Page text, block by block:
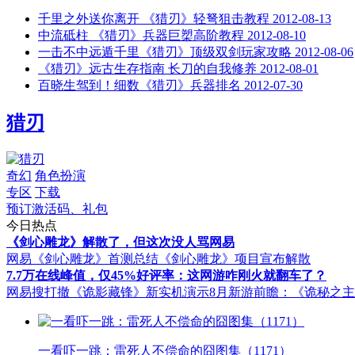
千里之外送你离开 《猎刃》轻弩狙击教程 2012-08-13
中流砥柱 《猎刃》兵器巨槊高阶教程 2012-08-10
一击不中远遁千里《猎刃》顶级双剑玩家攻略 2012-08-06
《猎刃》远古生存指南 长刀的自我修养 2012-08-01
百晓生驾到！细数《猎刃》兵器排名 2012-07-30
猎刃
奇幻 角色扮演
专区 下载
预订激活码、礼包
今日热点
《剑心雕龙》解散了，但这次没人骂网易
网易《剑心雕龙》首测总结 《剑心雕龙》项目宣布解散
7.7万在线峰值，仅45%好评率：这网游咋刚火就翻车了？
网易搜打撤《诡影藏锋》新实机演示8月新游前瞻：《诡秘之
一看吓一跳：雷死人不偿命的囧图集（1171）